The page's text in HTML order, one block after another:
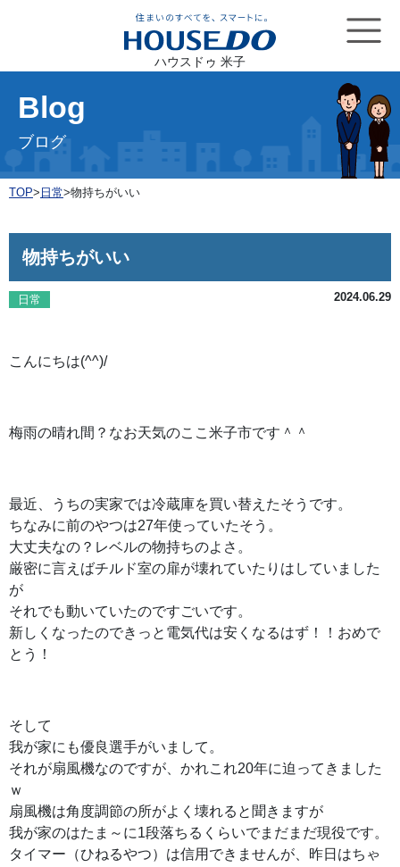
ハウスドゥ 米子
Blog
ブログ
TOP> 日常>物持ちがいい
物持ちがいい
日常 2024.06.29
こんにちは(^^)/
梅雨の晴れ間？なお天気のここ米子市です＾＾
最近、うちの実家では冷蔵庫を買い替えたそうです。
ちなみに前のやつは27年使っていたそう。
大丈夫なの？レベルの物持ちのよさ。
厳密に言えばチルド室の扉が壊れていたりはしていました
が
それでも動いていたのですごいです。
新しくなったのできっと電気代は安くなるはず！！おめで
とう！
そして
我が家にも優良選手がいまして。
それが扇風機なのですが、 かれこれ20年に迫ってきました
ｗ
扇風機は角度調節の所がよく壊れると聞きますが
我が家のはたま～に1段落ちるくらいでまだまだ現役です。
タイマー（ひねるやつ）は信用できませんが、昨日はちゃ